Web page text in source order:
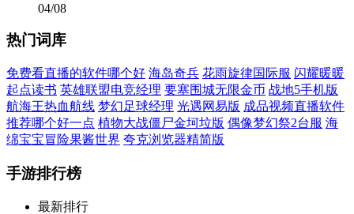
04/08
热门词库
免费看直播的软件哪个好 海岛奇兵 花雨旋律国际服 闪耀暖暖
起点读书 英雄联盟电竞经理 要塞围城无限金币 战地5手机版
航海王热血航线 梦幻足球经理 光遇网易版 成品视频直播软件
推荐哪个好一点 植物大战僵尸金坷垃版 偶像梦幻祭2台服 海
绵宝宝冒险果酱世界 夸克浏览器精简版
手游排行榜
最新排行